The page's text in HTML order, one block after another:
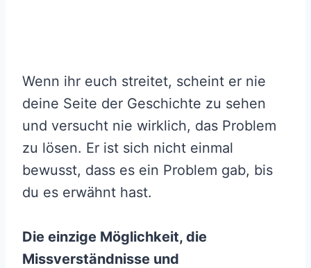
Wenn ihr euch streitet, scheint er nie
deine Seite der Geschichte zu sehen
und versucht nie wirklich, das Problem
zu lösen. Er ist sich nicht einmal
bewusst, dass es ein Problem gab, bis
du es erwähnt hast.
Die einzige Möglichkeit, die
Missverständnisse und